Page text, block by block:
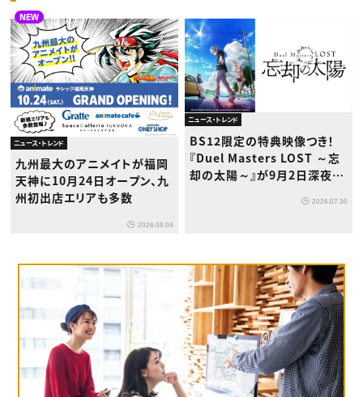
NEW
ニュース・トレンド
九州最大のアニメイトが福岡
天神に10月24日オープン、九
州初出店エリアも多数
2026.08.04
ニュース・トレンド
BS12限定の特典映像つき！
『Duel Masters LOST ～忘
却の太陽～』が9月2日深夜か
2026.07.30